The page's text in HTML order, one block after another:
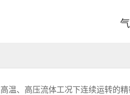
温、高压流体工况下连续运转的